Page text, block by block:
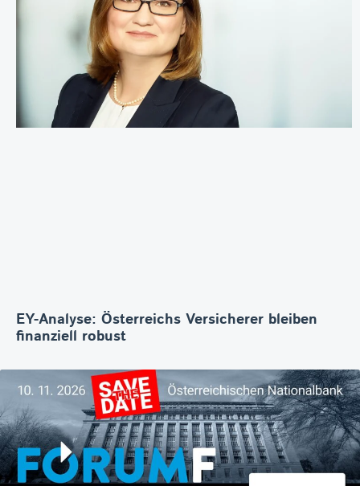
EY-Analyse: Österreichs Versicherer bleiben
finanziell robust